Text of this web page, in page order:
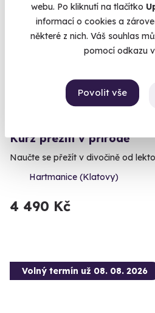
webu. Po kliknutí na tlačítko
informací o cookies a
některé z nich. Váš souhlas
pomocí odkazu
Povolit vše
Volný termín už 09. 10. 2026
Kurz přežití v přírodě
Naučte se přežít v divočině od
Hartmanice (Klatovy)
4 490 Kč
Volný termín už 08. 08. 2026